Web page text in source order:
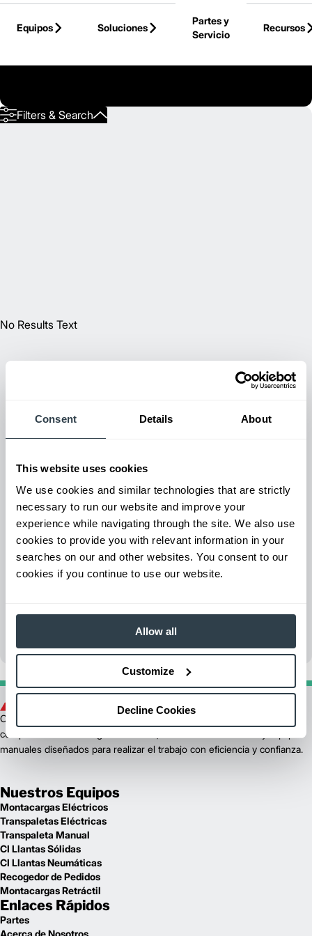
Consent Details About
This website uses cookies
We use cookies and similar technologies that are strictly
necessary to run our website and improve your
experience while navigating through the site. We also use
cookies to provide you with relevant information in your
searches on our and other websites. You consent to our
cookies if you continue to use our website.
Allow all
Customize
Decline Cookies
Equipos
Soluciones
Partes y
Servicio
Recursos
Filters & Search
No Results Text
Como marca de Logisnext, Mitsubishi Forklift Trucks ofrece una línea
completa de montacargas eléctricos, de combustión interna y equipos
manuales diseñados para realizar el trabajo con eficiencia y confianza.
Nuestros Equipos
Montacargas Eléctricos
Transpaletas Eléctricas
Transpaleta Manual
CI Llantas Sólidas
CI Llantas Neumáticas
Recogedor de Pedidos
Montacargas Retráctil
Enlaces Rápidos
Partes
Acerca de Nosotros